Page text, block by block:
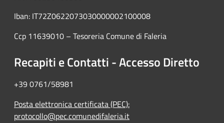
Iban: IT72Z0622073030000002100008
Ccp 11639010 – Tesoreria Comune di Faleria
Recapiti e Contatti - Accesso Diretto
+39 0761/58981
Posta elettronica certificata (PEC):
protocollo@pec.comunedifaleria.it